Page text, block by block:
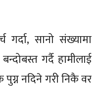
गर्दा, सानो संख्यामा
गर्दै हामीलाई
पुग्न नदिने गरी निकै वर